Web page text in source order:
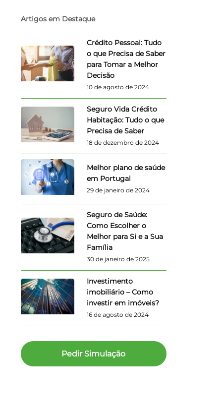
Artigos em Destaque
Crédito Pessoal: Tudo
o que Precisa de Saber
para Tomar a Melhor
Decisão
10 de agosto de 2024
Seguro Vida Crédito
Habitação: Tudo o que
Precisa de Saber
18 de dezembro de 2024
Melhor plano de saúde
em Portugal
29 de janeiro de 2024
Seguro de Saúde:
Como Escolher o
Melhor para Si e a Sua
Família
30 de janeiro de 2025
Investimento
imobiliário – Como
investir em imóveis?
16 de agosto de 2024
Pedir Simulação